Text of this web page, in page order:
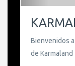
Bienvenidos
de Karmaland